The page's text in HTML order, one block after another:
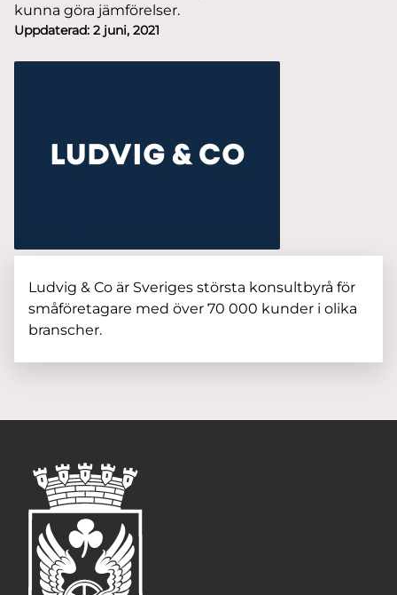
kunna göra jämförelser.
Uppdaterad: 2 juni, 2021
Ludvig & Co är Sveriges största konsultbyrå för
småföretagare med över 70 000 kunder i olika
branscher.